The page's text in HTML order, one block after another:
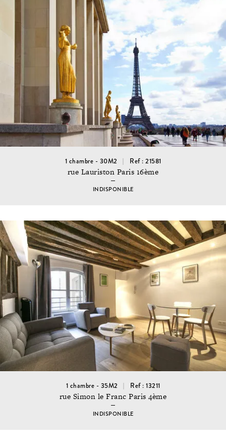
1 chambre - 30M2 Ref : 21581
rue Lauriston Paris 16ème
INDISPONIBLE
1 chambre - 35M2 Ref : 13211
rue Simon le Franc Paris 4ème
INDISPONIBLE